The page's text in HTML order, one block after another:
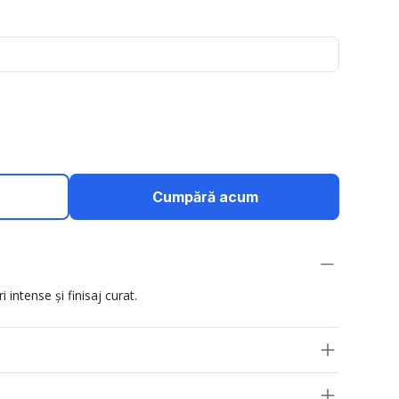
Cumpără acum
intense și finisaj curat.